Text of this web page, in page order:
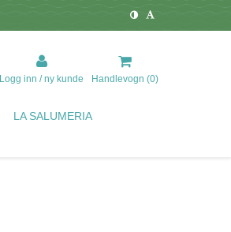
Logg inn / ny kunde Handlevogn (0)
LA SALUMERIA